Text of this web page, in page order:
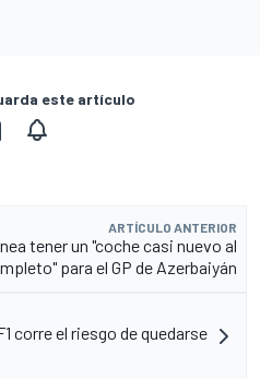
este artículo
ARTÍCULO ANTERIOR
tener un "coche casi nuevo al
para el GP de Azerbaiyán
corre el riesgo de quedarse